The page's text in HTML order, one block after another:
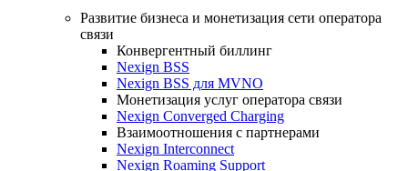
Развитие бизнеса и монетизация сети оператора
связи
Конвергентный биллинг
Nexign BSS
Nexign BSS для MVNO
Монетизация услуг оператора связи
Nexign Converged Charging
Взаимоотношения с партнерами
Nexign Interconnect
Nexign Roaming Support